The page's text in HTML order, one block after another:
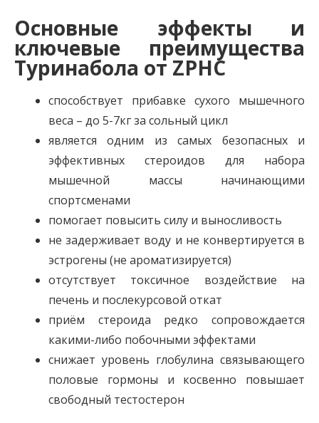
Основные эффекты и
ключевые преимущества
Туринабола от ZPHC
способствует прибавке сухого мышечного
веса – до 5-7кг за сольный цикл
является одним из самых безопасных и
эффективных стероидов для набора
мышечной массы начинающими
спортсменами
помогает повысить силу и выносливость
не задерживает воду и не конвертируется в
эстрогены (не ароматизируется)
отсутствует токсичное воздействие на
печень и послекурсовой откат
приём стероида редко сопровождается
какими-либо побочными эффектами
снижает уровень глобулина связывающего
половые гормоны и косвенно повышает
свободный тестостерон